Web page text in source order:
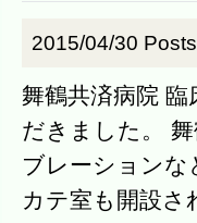
2015/04/30
舞鶴共済病院
だきました。
ブレーションな
カテ室も開設さ